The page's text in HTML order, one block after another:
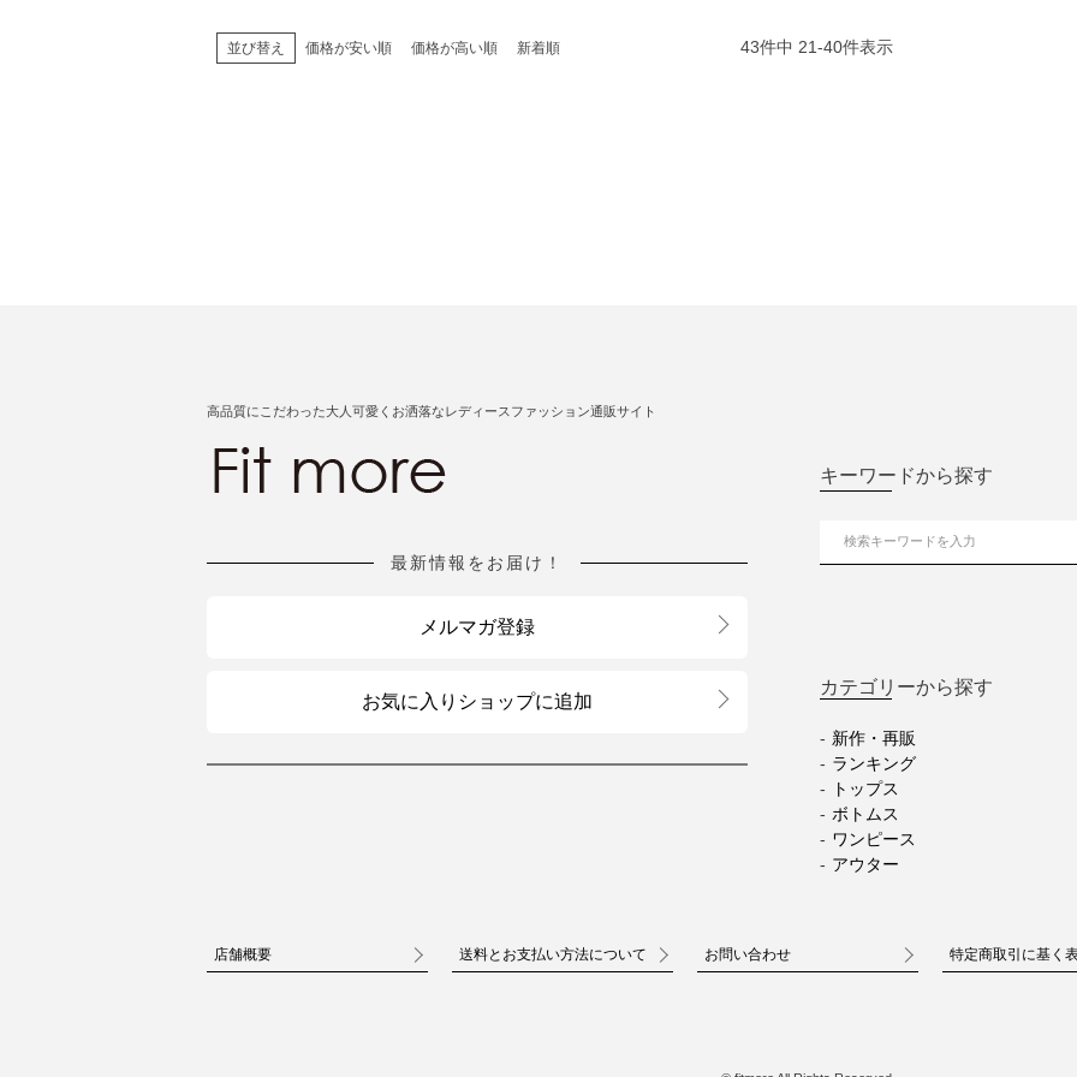
並び替え 価格が安い順 価格が高い順 新着順 43件中 21-40件表示
高品質にこだわった大人可愛くお洒落なレディースファッション通販サイト
最新情報をお届け！
メルマガ登録
お気に入りショップに追加
キーワードから探す
カテゴリーから探す
新作・再販
ランキング
トップス
ボトムス
ワンピース
アウター
店舗概要 送料とお支払い方法について お問い合わせ 特定商取引に基く